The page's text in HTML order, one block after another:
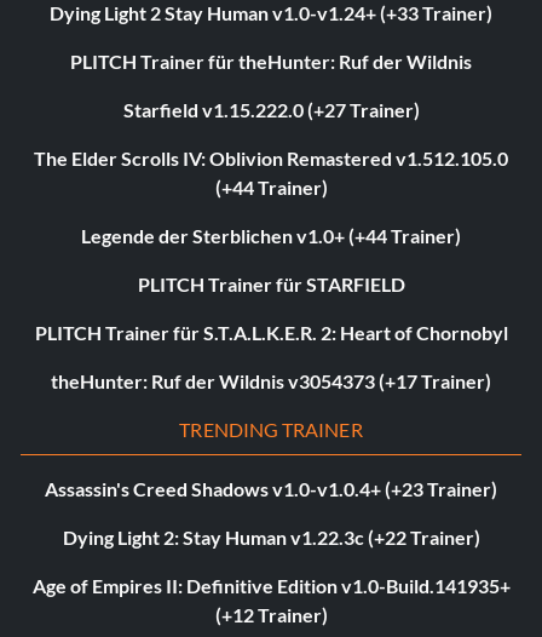
Dying Light 2 Stay Human v1.0-v1.24+ (+33 Trainer)
PLITCH Trainer für theHunter: Ruf der Wildnis
Starfield v1.15.222.0 (+27 Trainer)
The Elder Scrolls IV: Oblivion Remastered v1.512.105.0
(+44 Trainer)
Legende der Sterblichen v1.0+ (+44 Trainer)
PLITCH Trainer für STARFIELD
PLITCH Trainer für S.T.A.L.K.E.R. 2: Heart of Chornobyl
theHunter: Ruf der Wildnis v3054373 (+17 Trainer)
TRENDING TRAINER
Assassin's Creed Shadows v1.0-v1.0.4+ (+23 Trainer)
Dying Light 2: Stay Human v1.22.3c (+22 Trainer)
Age of Empires II: Definitive Edition v1.0-Build.141935+
(+12 Trainer)